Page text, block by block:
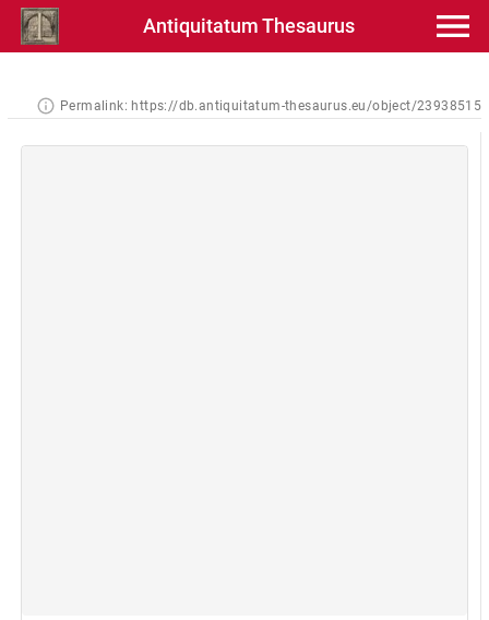
Antiquitatum Thesaurus
Permalink: https://db.antiquitatum-thesaurus.eu/object/23938515